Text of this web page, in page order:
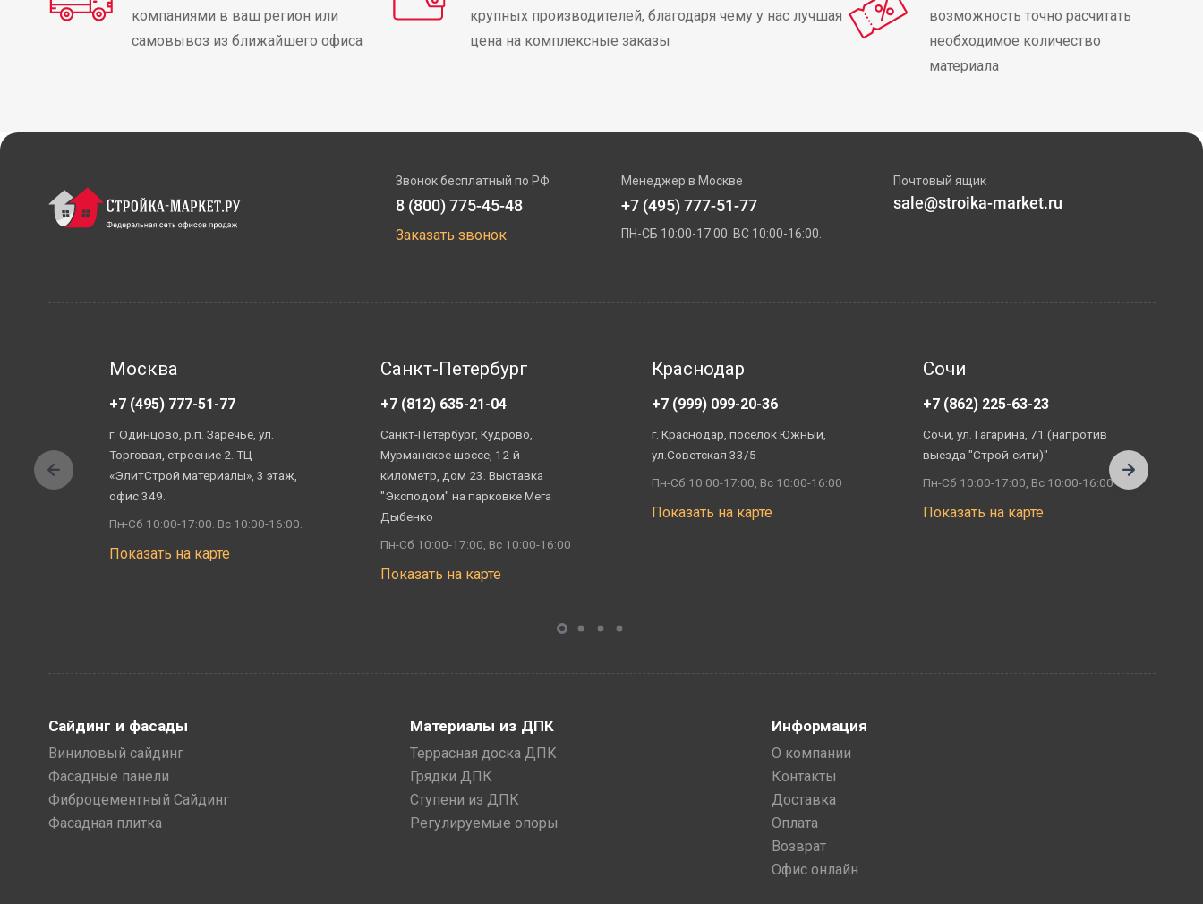
компаниями в ваш регион или
самовывоз из ближайшего офиса
крупных производителей, благодаря чему у нас лучшая
цена на комплексные заказы
возможность точно расчитать
необходимое количество
материала
Звонок бесплатный по РФ
8 (800) 775-45-48
Заказать звонок
Менеджер в Москве
+7 (495) 777-51-77
ПН-СБ 10:00-17:00. ВС 10:00-16:00.
Почтовый ящик
sale@stroika-market.ru
Москва
+7 (495) 777-51-77
г. Одинцово, р.п. Заречье, ул.
Торговая, строение 2. ТЦ
«ЭлитСтрой материалы», 3 этаж,
офис 349.
Пн-Сб 10:00-17:00. Вс 10:00-16:00.
Показать на карте
Санкт-Петербург
+7 (812) 635-21-04
Санкт-Петербург, Кудрово,
Мурманское шоссе, 12-й
километр, дом 23. Выставка
"Эксподом" на парковке Мега
Дыбенко
Пн-Сб 10:00-17:00, Вс 10:00-16:00
Показать на карте
Краснодар
+7 (999) 099-20-36
г. Краснодар, посёлок Южный,
ул.Советская 33/5
Пн-Сб 10:00-17:00, Вс 10:00-16:00
Показать на карте
Сочи
+7 (862) 225-63-23
Сочи, ул. Гагарина, 71 (напротив
выезда "Строй-сити)"
Пн-Сб 10:00-17:00, Вс 10:00-16:00
Показать на карте
Сайдинг и фасады
Виниловый сайдинг
Фасадные панели
Фиброцементный Сайдинг
Фасадная плитка
Материалы из ДПК
Террасная доска ДПК
Грядки ДПК
Ступени из ДПК
Регулируемые опоры
Информация
О компании
Контакты
Доставка
Оплата
Возврат
Офис онлайн